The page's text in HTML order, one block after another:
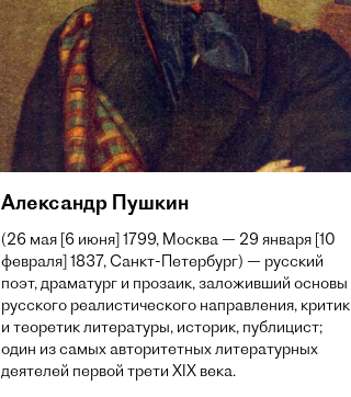
Александр Пушкин
(26 мая [6 июня] 1799, Москва — 29 января [10
февраля] 1837, Санкт-Петербург) — русский
поэт, драматург и прозаик, заложивший основы
русского реалистического направления, критик
и теоретик литературы, историк, публицист;
один из самых авторитетных литературных
деятелей первой трети XIX века.